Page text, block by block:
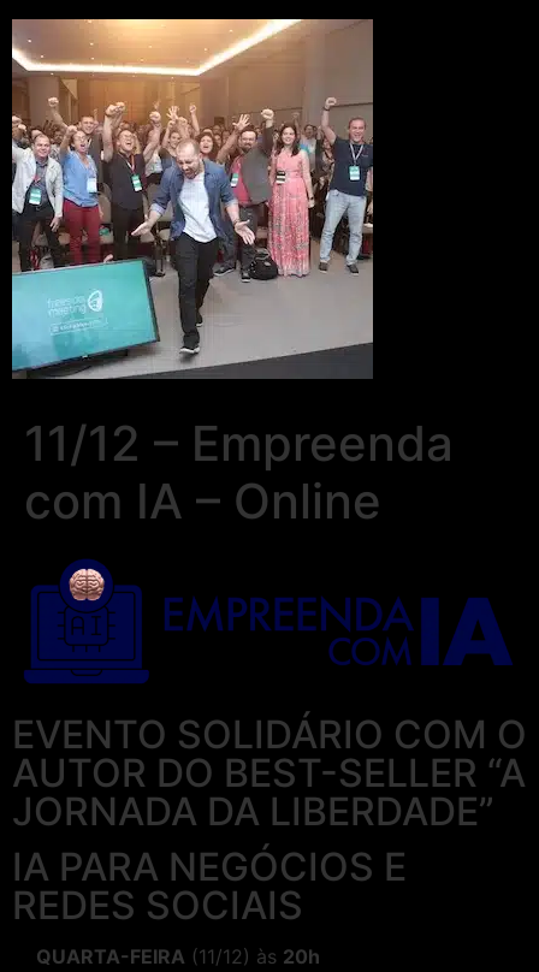
11/12 – Empreenda
com IA – Online
EVENTO SOLIDÁRIO COM O
AUTOR DO BEST-SELLER “A
JORNADA DA LIBERDADE”
IA PARA NEGÓCIOS E
REDES SOCIAIS
QUARTA-FEIRA (11/12) às 20h